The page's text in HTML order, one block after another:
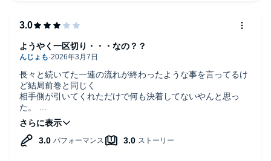
長々と続いてた一連の流れが終わったような事を言ってるけ
ど結局前巻と同じく
相手側が引いてくれただけで何も決着してないやんと思っ
た。
相変わらず合間合間に主人公賞賛が混じってテンポが悪いの
はハーレム系主人公にしたいのだろうから諦めるとして
主人公の凄さがいまだよくわからない。ここまで周囲が賞賛
ようやく一区切り・・・なの？？